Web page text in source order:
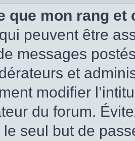
que mon rang
peuvent être
messages
et
modifier
du forum.
seul but de